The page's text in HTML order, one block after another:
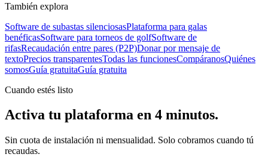
También explora
Software de subastas silenciosasPlataforma para galas
benéficasSoftware para torneos de golfSoftware de
rifasRecaudación entre pares (P2P)Donar por mensaje de
textoPrecios transparentesTodas las funcionesCompáranosQuiénes
somosGuía gratuitaGuía gratuita
Cuando estés listo
Activa tu plataforma en 4 minutos.
Sin cuota de instalación ni mensualidad. Solo cobramos cuando tú
recaudas.